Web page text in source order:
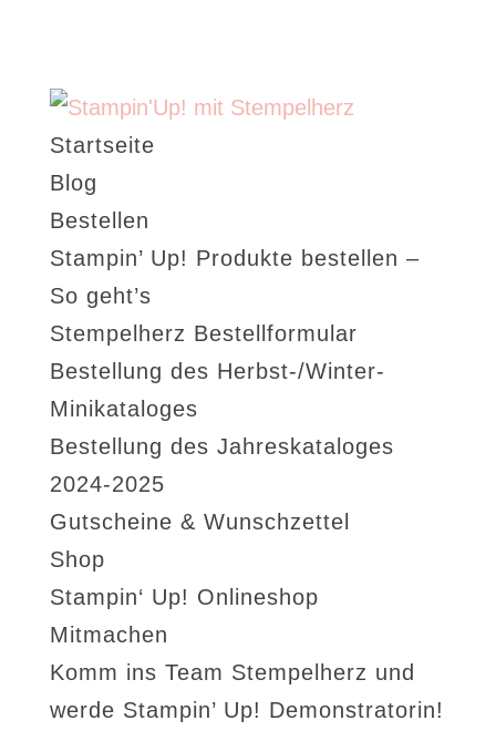
Startseite
Blog
Bestellen
Stampin’ Up! Produkte bestellen –
So geht’s
Stempelherz Bestellformular
Bestellung des Herbst-/Winter-
Minikataloges
Bestellung des Jahreskataloges
2024-2025
Gutscheine & Wunschzettel
Shop
Stampin‘ Up! Onlineshop
Mitmachen
Komm ins Team Stempelherz und
werde Stampin’ Up! Demonstratorin!